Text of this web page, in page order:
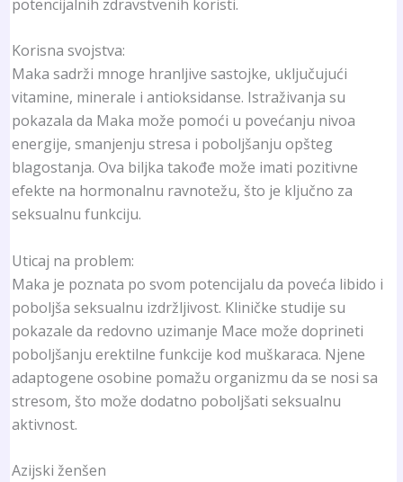
potencijalnih zdravstvenih koristi.
Korisna svojstva:
Maka sadrži mnoge hranljive sastojke, uključujući
vitamine, minerale i antioksidanse. Istraživanja su
pokazala da Maka može pomoći u povećanju nivoa
energije, smanjenju stresa i poboljšanju opšteg
blagostanja. Ova biljka takođe može imati pozitivne
efekte na hormonalnu ravnotežu, što je ključno za
seksualnu funkciju.
Uticaj na problem:
Maka je poznata po svom potencijalu da poveća libido i
poboljša seksualnu izdržljivost. Kliničke studije su
pokazale da redovno uzimanje Mace može doprineti
poboljšanju erektilne funkcije kod muškaraca. Njene
adaptogene osobine pomažu organizmu da se nosi sa
stresom, što može dodatno poboljšati seksualnu
aktivnost.
Azijski ženšen